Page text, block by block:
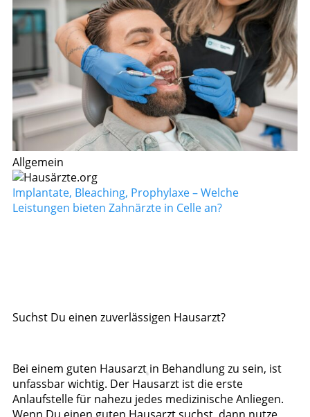
Allgemein
Implantate, Bleaching, Prophylaxe – Welche
Leistungen bieten Zahnärzte in Celle an?
Suchst Du einen zuverlässigen Hausarzt?
Bei einem guten Hausarzt in Behandlung zu sein, ist
unfassbar wichtig. Der Hausarzt ist die erste
Anlaufstelle für nahezu jedes medizinische Anliegen.